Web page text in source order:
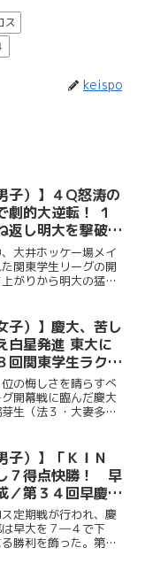
ス
keispo
子）】４Q怒涛の
劇的大逆転！ １
返し明大を撃破／
ラクロスリー
明大
大井ホッケー場メイ
関東学生リーグの開
がりから明大の猛攻
から失点を重ね０ー３
続...
子）】慶大、苦し
白星発進 東大に
回関東学生ラクロ
vs東大
の悔しさを晴らすべ
開幕戦に臨んだ慶大
生（法３・大妻多
半を３―１で折り返
３―３の同点...
子）】「ＫＩＮ
７得点快勝！ 早
／第３４回早慶ラ
定期戦が行われ、慶
は早大を７―４で下
勝利を飾った。第１Q